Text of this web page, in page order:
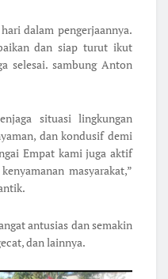
dalam pengerjaannya.
dan siap turut ikut
selesai. sambung Anton
situasi lingkungan
dan kondusif demi
Empat kami juga aktif
masyarakat,”
antusias dan semakin
dan lainnya.